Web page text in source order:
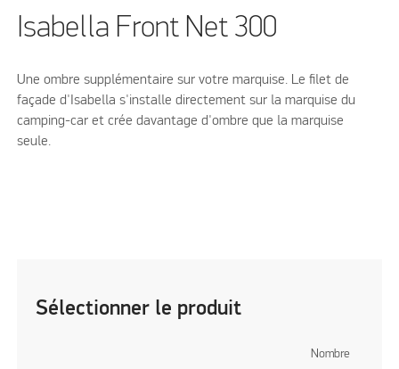
Isabella Front Net 300
Une ombre supplémentaire sur votre marquise. Le filet de
façade d'Isabella s'installe directement sur la marquise du
camping-car et crée davantage d'ombre que la marquise
seule.
Sélectionner le produit
Nombre